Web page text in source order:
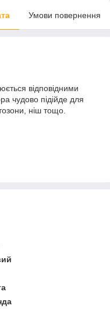
Умови повернення
відповідними
чудово підійде для
ніш тощо.